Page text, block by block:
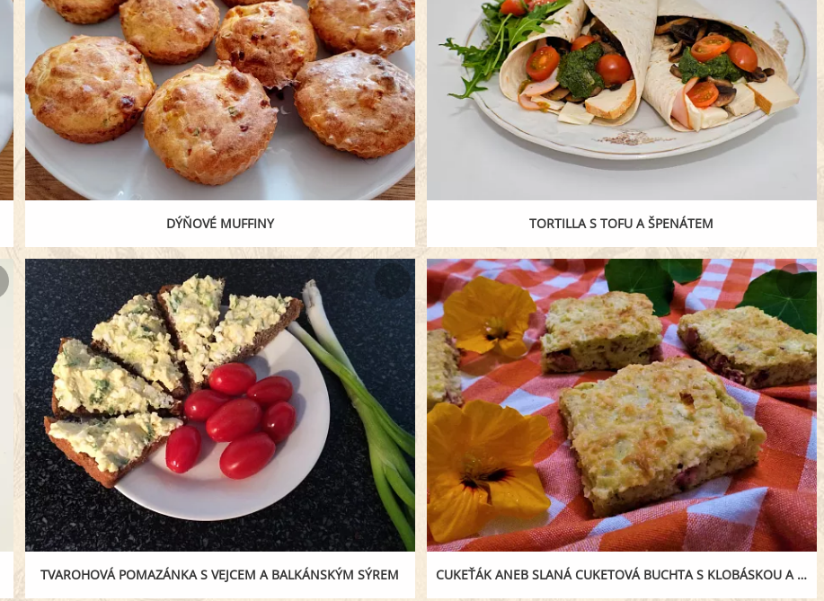
DÝŇOVÉ MUFFINY TORTILLA S TOFU A ŠPENÁTEM
TVAROHOVÁ POMAZÁNKA S VEJCEM A BALKÁNSKÝM SÝREM CUKEŤÁK ANEB SLANÁ CUKETOVÁ BUCHTA S KLOBÁSKOU A SÝREM